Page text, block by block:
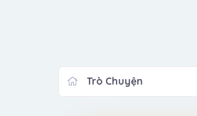
Trò Chuyện